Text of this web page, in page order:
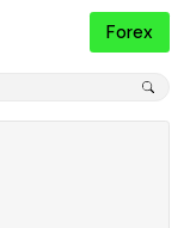
Forex